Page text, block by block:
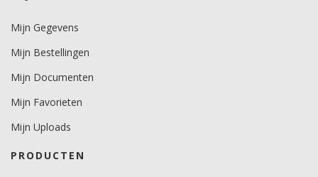
Mijn Gegevens
Mijn Bestellingen
Mijn Documenten
Mijn Favorieten
Mijn Uploads
PRODUCTEN